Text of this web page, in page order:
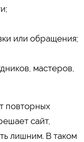
или обращения;
мастеров,
повторных
сайт,
лишним. В таком